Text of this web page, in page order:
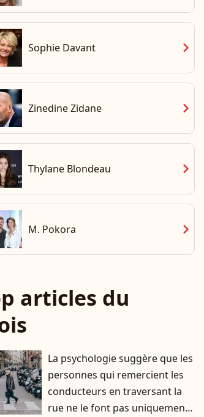
Sophie Davant chevron_right
Zinedine Zidane chevron_right
Thylane Blondeau chevron_right
M. Pokora chevron_right
articles du
La psychologie suggère que les
personnes qui remercient les
conducteurs en traversant la
rue ne le font pas uniquement